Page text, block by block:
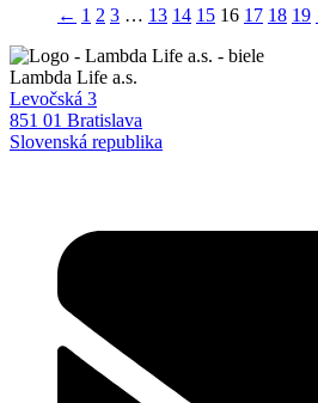
← 1 2 3 … 13 14 15 16 17 18 19
Lambda Life a.s.
Levočská 3
851 01 Bratislava
Slovenská republika